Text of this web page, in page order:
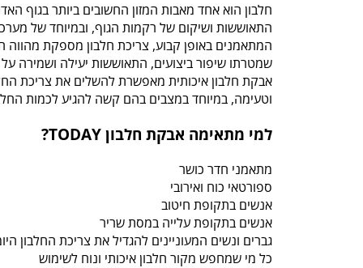
חלבון הוא אחד מאבות המזון החשובים ביותר בגוף
התאוששות ושיקום של רקמות הגוף, ובמיוחד של
המתאמנים באופן קבוע, צריכת חלבון מספקת
שמטרתו שיפור ביצועים, התאוששות יעילה ושמירה
אבקת חלבון איכותית מאפשרת להשלים את צריכת
וטעימה, במיוחד במצבים בהם קשה להגיע לכמות
למי מתאימה אבקת חלבון TODAY?
מתאמני חדר כושר
ספורטאי כוח ואירובי
אנשים בתקופת חיטוב
אנשים בתקופת עלייה במסת שריר
גברים ונשים המעוניינים להגדיל את צריכת החלבון
כל מי שמחפש מקור חלבון איכותי ונוח לשימוש